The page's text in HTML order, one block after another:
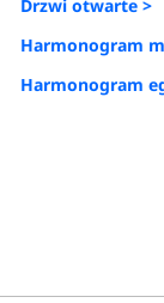
Drzwi otwarte >
Harmonogram
Harmonogram